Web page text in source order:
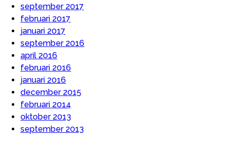
september 2017
februari 2017
januari 2017
september 2016
april 2016
februari 2016
januari 2016
december 2015
februari 2014
oktober 2013
september 2013